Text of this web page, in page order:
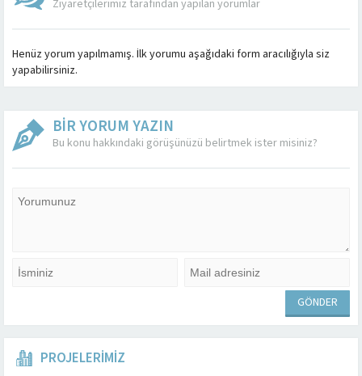
Ziyaretçilerimiz tarafından yapılan yorumlar
Henüz yorum yapılmamış. İlk yorumu aşağıdaki form aracılığıyla siz
yapabilirsiniz.
BİR YORUM YAZIN
Bu konu hakkındaki görüşünüzü belirtmek ister misiniz?
PROJELERİMİZ